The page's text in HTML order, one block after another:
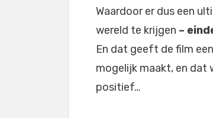
Waardoor er dus een
wereld te krijgen –
En dat geeft de film
mogelijk maakt, en dat
positief…